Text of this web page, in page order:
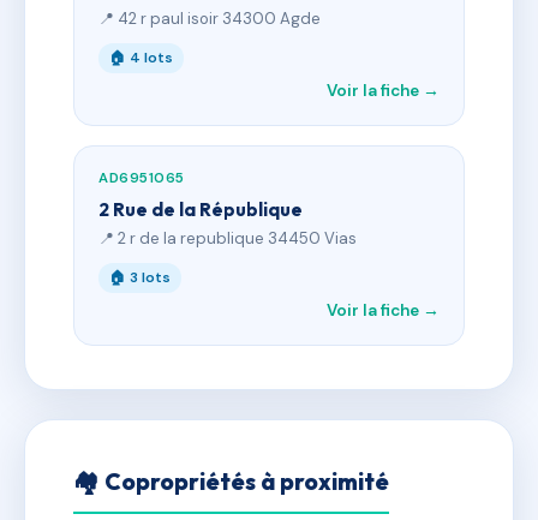
📍 42 r paul isoir 34300 Agde
🏠 4 lots
Voir la fiche →
AD6951065
2 Rue de la République
📍 2 r de la republique 34450 Vias
🏠 3 lots
Voir la fiche →
🏘 Copropriétés à proximité